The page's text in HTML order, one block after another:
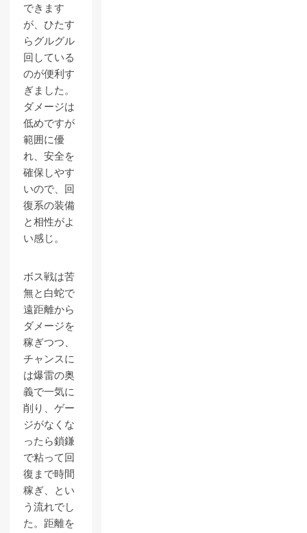
できます
が、ひたす
らグルグル
回している
のが便利す
ぎました。
ダメージは
低めですが
範囲に優
れ、安全を
確保しやす
いので、回
復系の装備
と相性がよ
い感じ。
ボス戦は苦
無と白蛇で
遠距離から
ダメージを
稼ぎつつ、
チャンスに
は爆雷の奥
義で一気に
削り、ゲー
ジがなくな
ったら鎖鎌
で粘って回
復まで時間
稼ぎ、とい
う流れでし
た。距離を